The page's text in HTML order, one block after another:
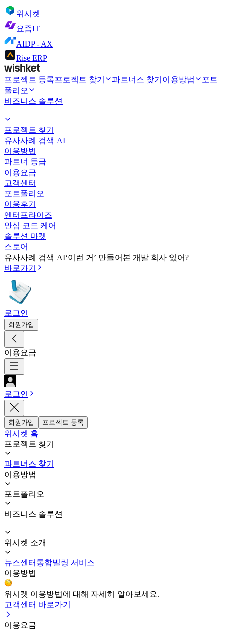
위시켓
요즘IT
AIDP - AX
Rise ERP
프로젝트 등록프로젝트 찾기 파트너스 찾기 이용방법
포트
폴리오
비즈니스 솔루션
프로젝트 찾기
유사사례 검색 AI
이용방법
파트너 등급
이용요금
고객센터
포트폴리오
이용후기
엔터프라이즈
안심 코드 케어
솔루션 마켓
스토어
유사사례 검색 AI‘이런 거’ 만들어본 개발 회사 있어?
바로가기
로그인
회원가입
이용요금
로그인
회원가입 프로젝트 등록
위시켓 홈
프로젝트 찾기
파트너스 찾기
이용방법
포트폴리오
비즈니스 솔루션
위시켓 소개
뉴스센터 통합빌링 서비스
이용방법
위시켓 이용방법에 대해 자세히 알아보세요.
고객센터 바로가기
이용요금